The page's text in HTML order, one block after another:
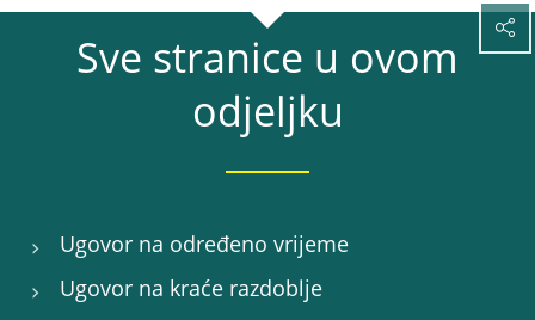
Sve stranice u ovom
odjeljku
Ugovor na određeno vrijeme
Ugovor na kraće razdoblje